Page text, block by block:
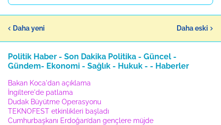
Daha yeni Daha eski
Politik Haber - Son Dakika Politika - Güncel -
Gündem- Ekonomi - Sağlık - Hukuk - - Haberler
Bakan Koca'dan açıklama
İngiltere'de patlama
Dudak Büyütme Operasyonu
TEKNOFEST etkinlikleri başladı
Cumhurbaşkanı Erdoğan’dan gençlere müjde